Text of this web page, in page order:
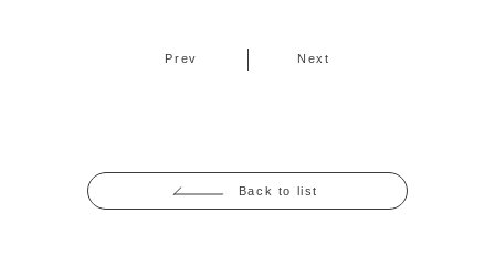
Prev Next
Back to list